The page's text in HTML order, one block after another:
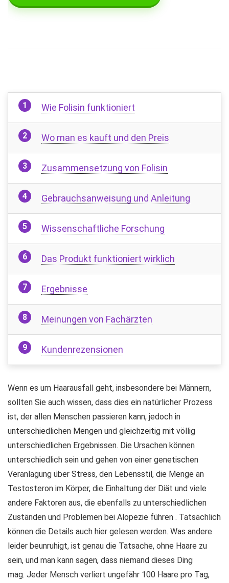
Wie Folisin funktioniert
Wo man es kauft und den Preis
Zusammensetzung von Folisin
Gebrauchsanweisung und Anleitung
Wissenschaftliche Forschung
Das Produkt funktioniert wirklich
Ergebnisse
Meinungen von Fachärzten
Kundenrezensionen
Wenn es um Haarausfall geht, insbesondere bei Männern,
sollten Sie auch wissen, dass dies ein natürlicher Prozess
ist, der allen Menschen passieren kann, jedoch in
unterschiedlichen Mengen und gleichzeitig mit völlig
unterschiedlichen Ergebnissen. Die Ursachen können
unterschiedlich sein und gehen von einer genetischen
Veranlagung über Stress, den Lebensstil, die Menge an
Testosteron im Körper, die Einhaltung der Diät und viele
andere Faktoren aus, die ebenfalls zu unterschiedlichen
Zuständen und Problemen bei Alopezie führen . Tatsächlich
können die Details auch hier gelesen werden. Was andere
leider beunruhigt, ist genau die Tatsache, ohne Haare zu
sein, und man kann sagen, dass niemand dieses Ding
mag. Jeder Mensch verliert ungefähr 100 Haare pro Tag,